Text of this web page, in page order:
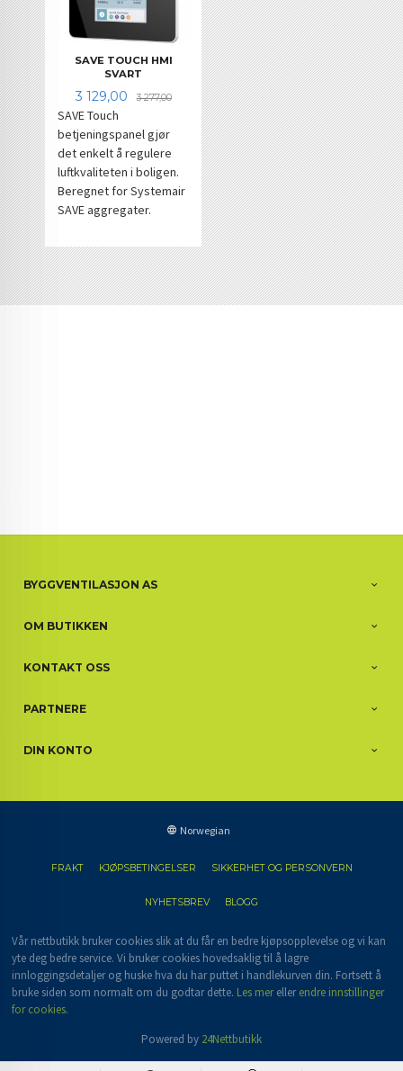
SAVE TOUCH HMI
SVART
Tilbud
3 129,00 3 277,00Rabatt
SAVE Touch
betjeningspanel gjør
det enkelt å regulere
luftkvaliteten i boligen.
Beregnet for Systemair
SAVE aggregater.
BYGGVENTILASJON AS
OM BUTIKKEN
KONTAKT OSS
PARTNERE
DIN KONTO
Norwegian
FRAKT KJØPSBETINGELSER SIKKERHET OG PERSONVERN
NYHETSBREV BLOGG
Vår nettbutikk bruker cookies slik at du får en bedre kjøpsopplevelse og vi kan
yte deg bedre service. Vi bruker cookies hovedsaklig til å lagre
innloggingsdetaljer og huske hva du har puttet i handlekurven din. Fortsett å
bruke siden som normalt om du godtar dette. Les merellerendre innstillinger
for cookies.
Powered by 24Nettbutikk